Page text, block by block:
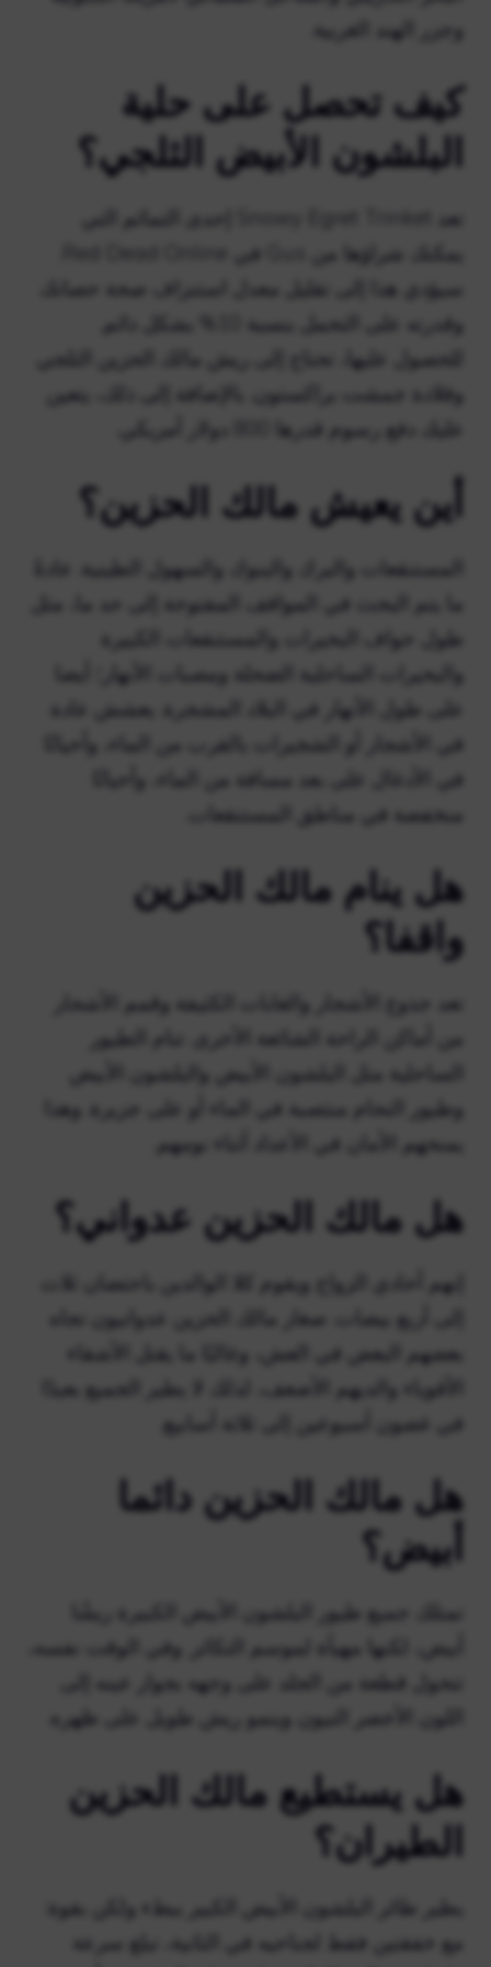
وجزر الهند الغربية.
كيف تحصل على حلية
البلشون الأبيض الثلجي؟
تعد Snowy Egret Trinket إحدى التمائم التي
سيؤدي هذا إلى تقليل معدل استنزاف صحة حصانك
وقدرته على التحمل بنسبة 10% بشكل دائم.
للحصول عليها، تحتاج إلى ريش مالك الحزين الثلجي
وقلادة جمشت براكستون. بالإضافة إلى ذلك، يتعين
عليك دفع رسوم قدرها 800 دولار أمريكي.
أين يعيش مالك الحزين؟
المستنقعات والبرك والبنوك والسهول الطينية. عادةً
ما يتم البحث في المواقف المفتوحة إلى حد ما، مثل
طول حواف البحيرات والمستنقعات الكبيرة
والبحيرات الساحلية الضحلة ومصبات الأنهار؛ أيضا
على طول الأنهار في البلاد المشجرة. يعشش عادة
في الأشجار أو الشجيرات بالقرب من الماء، وأحيانًا
في الأدغال على بعد مسافة من الماء، وأحيانًا
منخفضة في مناطق المستنقعات.
هل ينام مالك الحزين
واقفا؟
تعد جذوع الأشجار والغابات الكثيفة وقمم الأشجار
من أماكن الراحة الشائعة الأخرى. تنام الطيور
الساحلية مثل البلشون الأبيض والبلشون الأبيض
وطيور النحام منتصبة في الماء أو على جزيرة. وهذا
يمنحهم الأمان في الأعداد أثناء نومهم.
هل مالك الحزين عدواني؟
إنهم أحادي الزواج ويقوم كلا الوالدين باحتضان ثلاث
إلى أربع بيضات. صغار مالك الحزين عدوانيون تجاه
بعضهم البعض في العش، وغالبًا ما يقتل الأشقاء
الأقوياء والديهم الأضعف، لذلك لا يطير الجميع بعيدًا
في غضون أسبوعين إلى ثلاثة أسابيع.
هل مالك الحزين دائما
أبيض؟
تمتلك جميع طيور البلشون الأبيض الكبيرة ريشًا
أبيض، لكنها مهيأة لموسم التكاثر. وفي الوقت نفسه،
تتحول قطعة من الجلد على وجهه بجوار عينه إلى
اللون الأخضر النيون وينمو ريش طويل على ظهره.
هل يستطيع مالك الحزين
الطيران؟
يطير طائر البلشون الأبيض الكبير ببطء ولكن بقوة:
مع خفقتين فقط لجناحيه في الثانية، تبلغ سرعة